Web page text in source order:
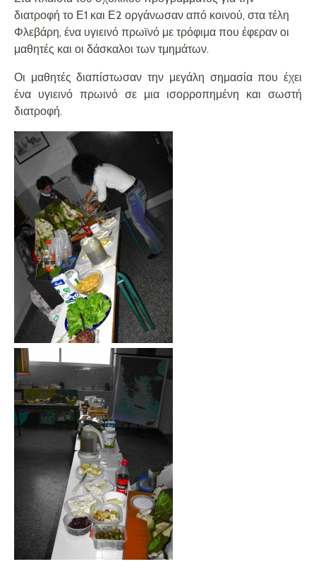
διατροφή το Ε1 και Ε2 οργάνωσαν από κοινού, στα τέλη
Φλεβάρη, ένα υγιεινό πρωϊνό με τρόφιμα που έφεραν οι
μαθητές και οι δάσκαλοι των τμημάτων.
Οι μαθητές διαπίστωσαν την μεγάλη σημασία που έχει
ένα υγιεινό πρωινό σε μια ισορροπημένη και σωστή
διατροφή.